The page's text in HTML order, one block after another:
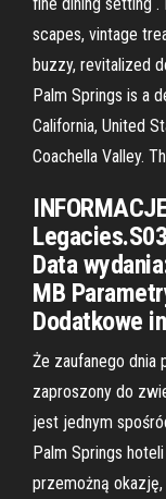
scapes, vintage
buzzy, revitalized
Palm Springs is a
California, United
Coachella Valley.
Data
MB
Dodatkowe
Że zaufanego dnia
zaproszony do
jest jednym
Palm Springs
przemożną